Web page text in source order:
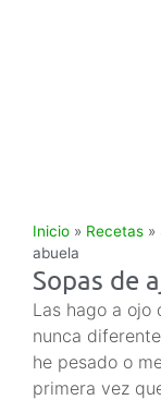
Inicio » Recetas »
abuela
Sopas de
Las hago a ojo
nunca
he pesado o
primera vez